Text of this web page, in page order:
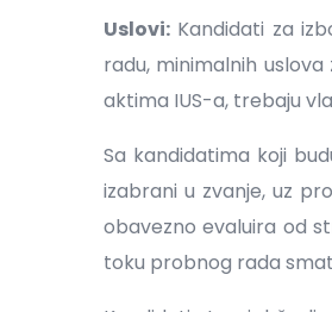
Uslovi: Kandidati za
radu, minimalnih
aktima IUS-a, trebaju
Sa kandidatima koji
izabrani u zvanje, uz
obavezno evaluira od
toku probnog rada